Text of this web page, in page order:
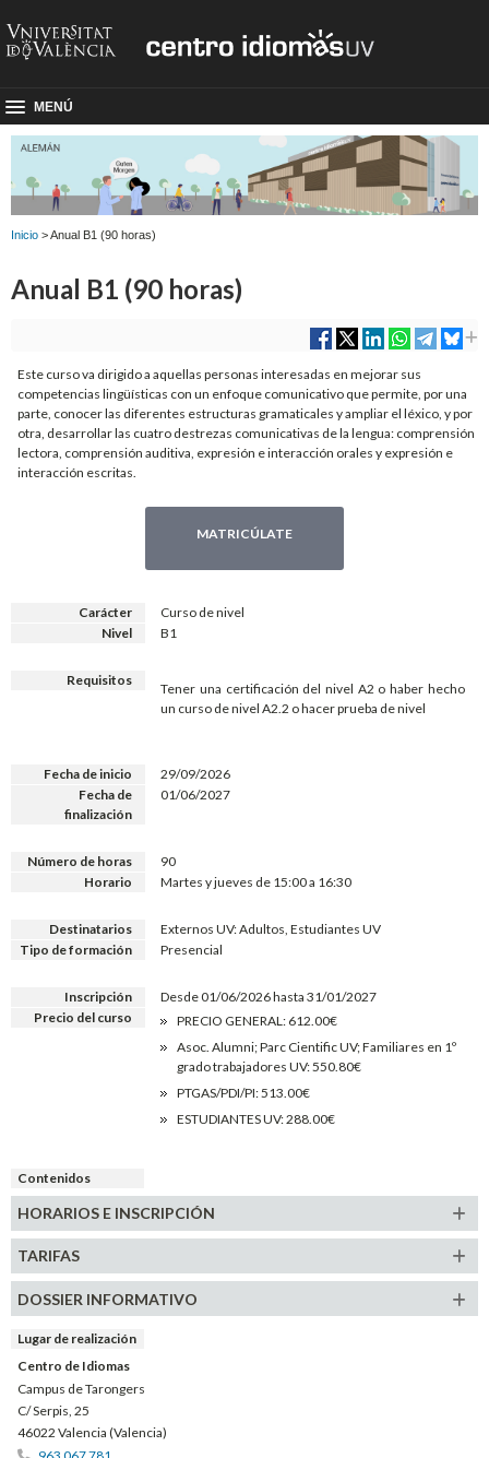
MENÚ
Inicio > Anual B1 (90 horas)
Anual B1 (90 horas)
Este curso va dirigido a aquellas personas interesadas en mejorar sus
competencias lingüísticas con un enfoque comunicativo que permite, por una
parte, conocer las diferentes estructuras gramaticales y ampliar el léxico, y por
otra, desarrollar las cuatro destrezas comunicativas de la lengua: comprensión
lectora, comprensión auditiva, expresión e interacción orales y expresión e
interacción escritas.
MATRICÚLATE
Carácter
Curso de nivel
Nivel
B1
Requisitos
Tener una certificación del nivel A2 o haber hecho
un curso de nivel A2.2 o hacer prueba de nivel
Fecha de inicio
29/09/2026
Fecha de
finalización
01/06/2027
Número de horas
90
Horario
Martes y jueves de 15:00 a 16:30
Destinatarios
Externos UV: Adultos, Estudiantes UV
Tipo de formación
Presencial
Inscripción
Desde 01/06/2026 hasta 31/01/2027
Precio del curso
PRECIO GENERAL: 612.00€
Asoc. Alumni; Parc Cientific UV; Familiares en 1º
grado trabajadores UV: 550.80€
PTGAS/PDI/PI: 513.00€
ESTUDIANTES UV: 288.00€
Contenidos
HORARIOS E INSCRIPCIÓN
TARIFAS
DOSSIER INFORMATIVO
Lugar de realización
Centro de Idiomas
Campus de Tarongers
C/ Serpis, 25
46022 Valencia (Valencia)